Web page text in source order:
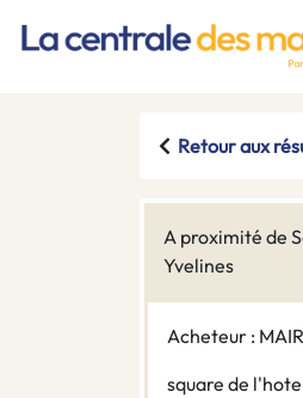
Retour aux
A proximité de
Yvelines
Acheteur :
square de